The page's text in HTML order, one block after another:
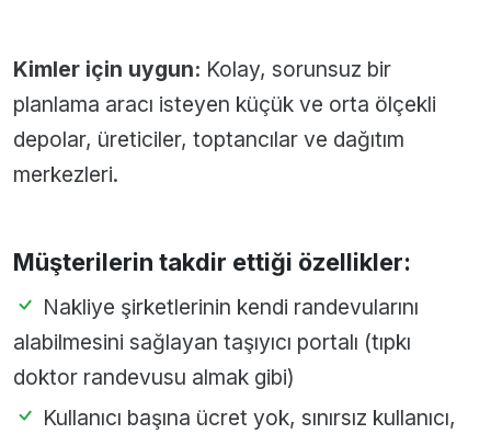
Kimler için uygun: Kolay, sorunsuz bir
planlama aracı isteyen küçük ve orta ölçekli
depolar, üreticiler, toptancılar ve dağıtım
merkezleri.
Müşterilerin takdir ettiği özellikler:
Nakliye şirketlerinin kendi randevularını
alabilmesini sağlayan taşıyıcı portalı (tıpkı
doktor randevusu almak gibi)
Kullanıcı başına ücret yok, sınırsız kullanıcı,